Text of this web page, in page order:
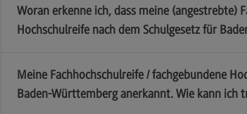
Woran erkenne ich, dass meine (angestrebte)
Hochschulreife nach dem Schulgesetz für
Meine Fachhochschulreife / fachgebundene
Baden-Württemberg anerkannt. Wie kann ich